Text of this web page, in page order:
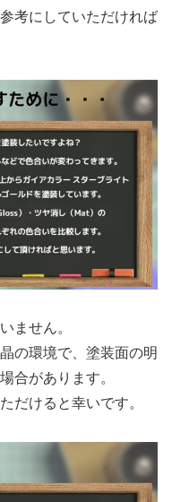
考にしていただければ
ません。
の環境で、塗装面の明
合があります。
だけると幸いです。